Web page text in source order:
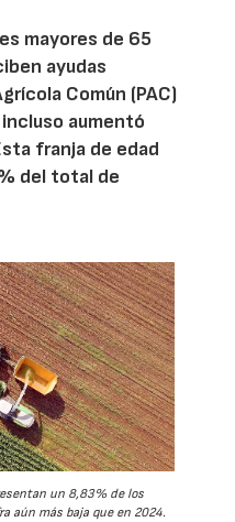
mayores de 65
ayudas
Común (PAC)
aumentó
franja de edad
del total de
un 8,83% de los
aún más baja que en 2024.